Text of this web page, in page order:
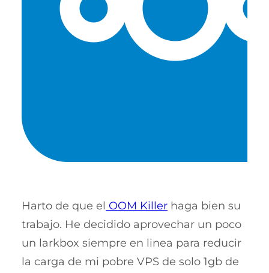
Harto de que el OOM Killer haga bien su
trabajo. He decidido aprovechar un poco
un larkbox siempre en linea para reducir
la carga de mi pobre VPS de solo 1gb de